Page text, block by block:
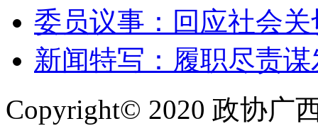
委员议事：回应社会
新闻特写：履职尽责
Copyright© 2020 政协广